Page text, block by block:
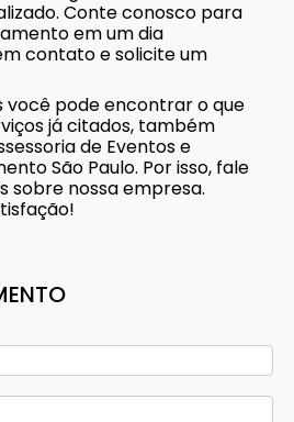
Conte conosco para
em um dia
contato e solicite um
você pode encontrar o que
já citados, também
de Eventos e
São Paulo. Por isso, fale
sobre nossa empresa.